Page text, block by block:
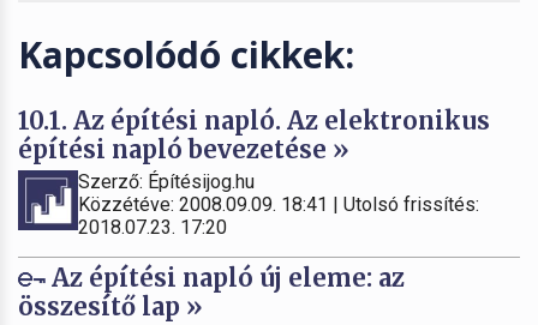
Kapcsolódó cikkek:
10.1. Az építési napló. Az elektronikus
építési napló bevezetése »
Szerző: Építésijog.hu
Közzétéve: 2008.09.09. 18:41 | Utolsó frissítés:
2018.07.23. 17:20
Az építési napló új eleme: az
összesítő lap »